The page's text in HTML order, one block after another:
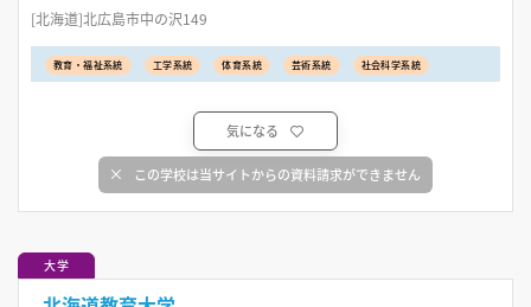
[北海道]北広島市中の沢149
教育・福祉系統 工学系統 体育系統 芸術系統 社会科学系統
気になる
この学校は当サイトからの資料請求ができません
大学